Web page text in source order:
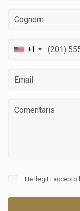
+1
He llegit i accepto